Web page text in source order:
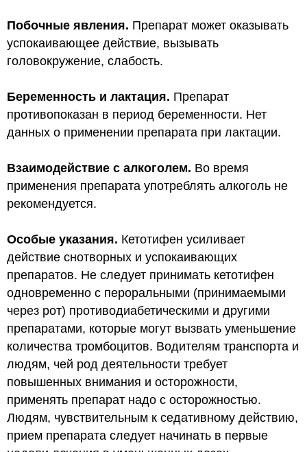
Побочные явления. Препарат может оказывать
успокаивающее действие, вызывать
головокружение, слабость.
Беременность и лактация. Препарат
противопоказан в период беременности. Нет
данных о применении препарата при лактации.
Взаимодействие с алкоголем. Во время
применения препарата употреблять алкоголь не
рекомендуется.
Особые указания. Кетотифен усиливает
действие снотворных и успокаивающих
препаратов. Не следует принимать кетотифен
одновременно с пероральными (принимаемыми
через рот) противодиабетическими и другими
препаратами, которые могут вызвать уменьшение
количества тромбоцитов. Водителям транспорта и
людям, чей род деятельности требует
повышенных внимания и осторожности,
применять препарат надо с осторожностью.
Людям, чувствительным к седативному действию,
прием препарата следует начинать в первые